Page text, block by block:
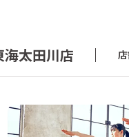
太田川店